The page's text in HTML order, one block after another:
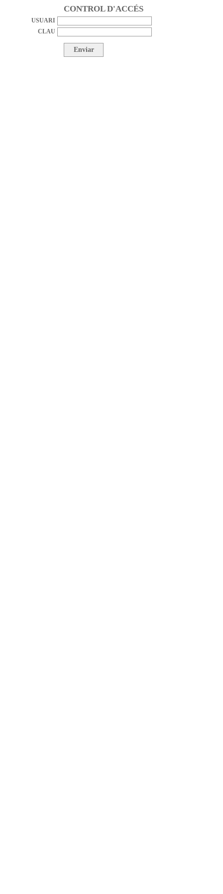
CONTROL D'ACCÉS
USUARI
CLAU